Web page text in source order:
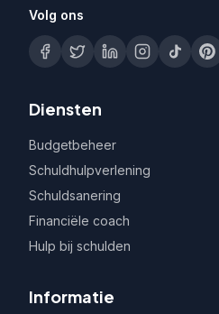
Volg ons
Diensten
Budgetbeheer
Schuldhulpverlening
Schuldsanering
Financiële coach
Hulp bij schulden
Informatie